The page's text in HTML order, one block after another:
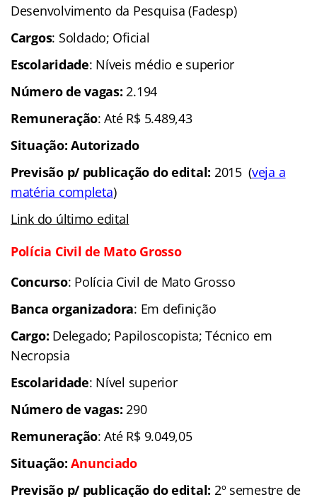
Desenvolvimento da Pesquisa (Fadesp)
Cargos: Soldado; Oficial
Escolaridade: Níveis médio e superior
Número de vagas:2.194
Remuneração: Até R$ 5.489,43
Situação: Autorizado
Previsão p/ publicação do edital: 2015 (veja a
matéria completa)
Link do último edital
Polícia Civil de Mato Grosso
Concurso: Polícia Civil de Mato Grosso
Banca organizadora: Em definição
Cargo: Delegado; Papiloscopista; Técnico em
Necropsia
Escolaridade: Nível superior
Número de vagas: 290
Remuneração: Até R$ 9.049,05
Situação: Anunciado
Previsão p/ publicação do edital: 2º semestre de